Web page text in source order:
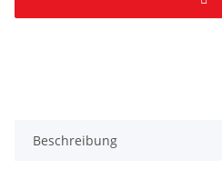
Beschreibung